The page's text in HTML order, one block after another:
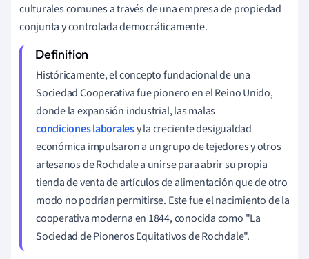
culturales comunes a través de una empresa de propiedad
conjunta y controlada democráticamente.
Históricamente, el concepto fundacional de una
Sociedad Cooperativa fue pionero en el Reino Unido,
donde la expansión industrial, las malas
condiciones laboralesy la creciente desigualdad
económica impulsaron a un grupo de tejedores y otros
artesanos de Rochdale a unirse para abrir su propia
tienda de venta de artículos de alimentación que de otro
modo no podrían permitirse. Este fue el nacimiento de la
cooperativa moderna en 1844, conocida como "La
Sociedad de Pioneros Equitativos de Rochdale".